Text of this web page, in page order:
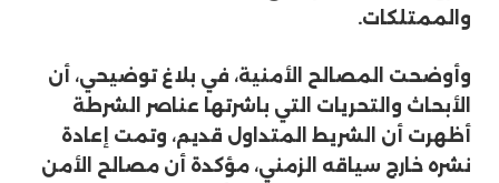
والممتلكات.
وأوضحت المصالح الأمنية، في بلاغ توضيحي، أن
الأبحاث والتحريات التي باشرتها عناصر الشرطة
أظهرت أن الشريط المتداول قديم، وتمت إعادة
نشره خارج سياقه الزمني، مؤكدة أن مصالح الأمن